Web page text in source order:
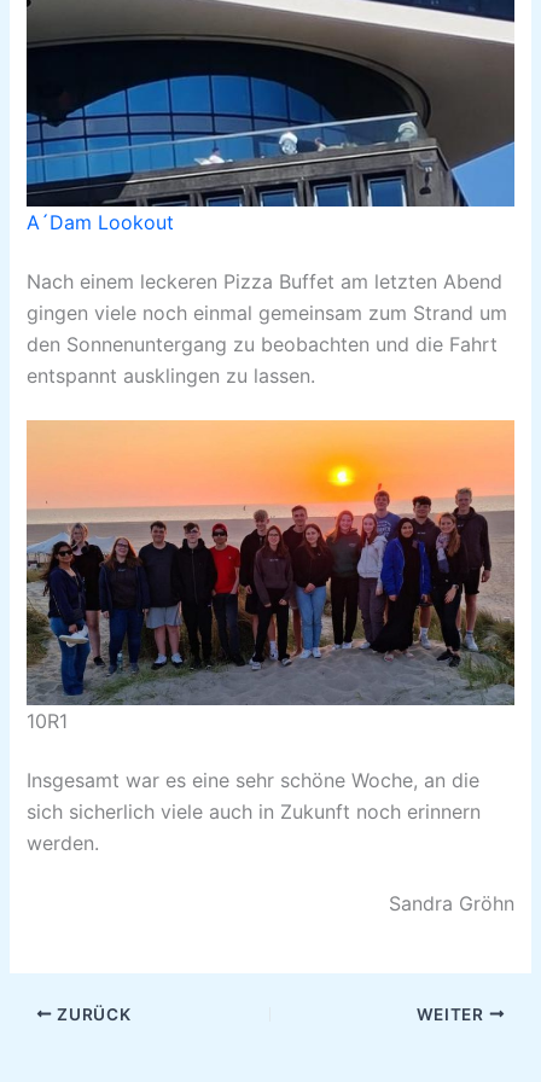
A´Dam Lookout
Nach einem leckeren Pizza Buffet am letzten Abend
gingen viele noch einmal gemeinsam zum Strand um
den Sonnenuntergang zu beobachten und die Fahrt
entspannt ausklingen zu lassen.
10R1
Insgesamt war es eine sehr schöne Woche, an die
sich sicherlich viele auch in Zukunft noch erinnern
werden.
Sandra Gröhn
ZURÜCK WEITER